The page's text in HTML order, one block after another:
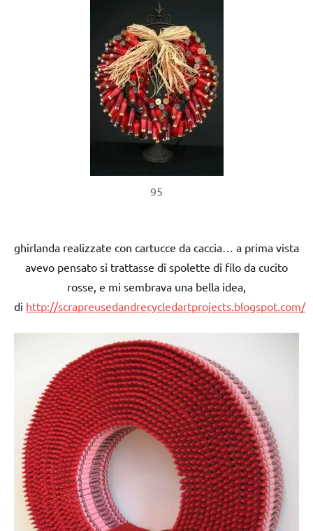
95
ghirlanda realizzate con cartucce da caccia… a prima vista
avevo pensato si trattasse di spolette di filo da cucito
rosse, e mi sembrava una bella idea,
di http://scrapreusedandrecycledartprojects.blogspot.com/